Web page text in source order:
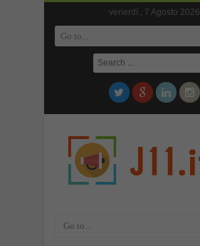
venerdì , 7 Agosto 2026